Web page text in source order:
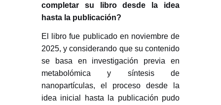
completar su libro desde la idea
hasta la publicación?
El libro fue publicado en noviembre de
2025, y considerando que su contenido
se basa en investigación previa en
metabolómica y síntesis de
nanopartículas, el proceso desde la
idea inicial hasta la publicación pudo